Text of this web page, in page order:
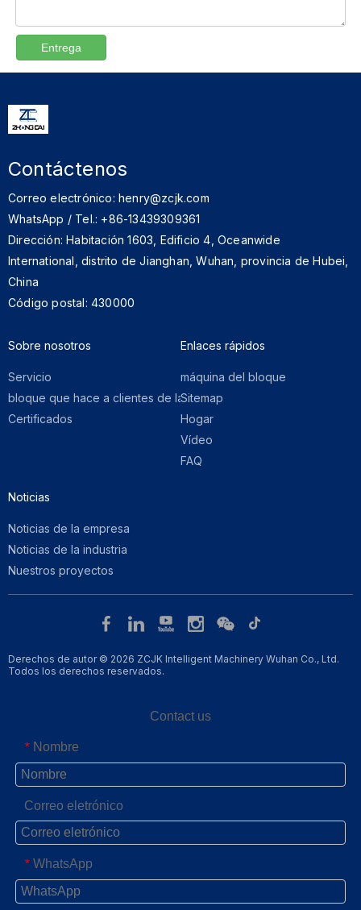
Entrega
Contáctenos
Correo electrónico: henry@zcjk.com
WhatsApp / Tel.: +86-13439309361
Dirección: Habitación 1603, Edificio 4, Oceanwide
International, distrito de Jianghan, Wuhan, provincia de Hubei,
China
Código postal: 430000
Sobre nosotros​​​​​​​
Servicio
bloque que hace a clientes de la máquina
Certificados
Enlaces rápidos​​​​​​​
máquina del bloque
Sitemap
Hogar
Vídeo
FAQ
Noticias
Noticias de la empresa
Noticias de la industria
Nuestros proyectos
Derechos de autor © 2026 ZCJK Intelligent Machinery Wuhan Co., Ltd.
Todos los derechos reservados.
Contact us
* Nombre
Correo eletrónico
* WhatsApp